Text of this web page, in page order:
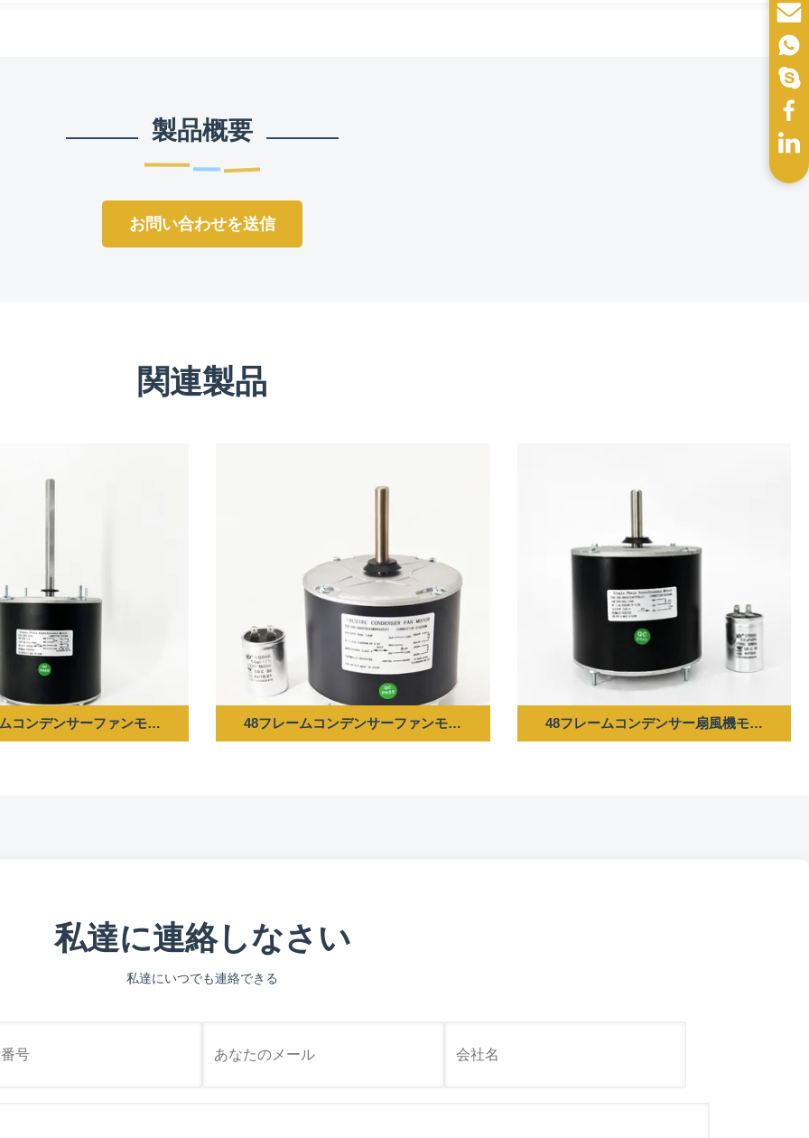
製品概要
お問い合わせを送信
関連製品
50HZ 850RPM
コンデンサーファンモーター - 1/6HP 208-230V 60HZ 1075RPM48フレームコンデンサーファンモーター - 1/4HP 208/230V 60HZ 1100RPM 5uF/370V CW/
48フレームコンデンサー扇風機モーター -
私達に連絡しなさい
私達にいつでも連絡できる